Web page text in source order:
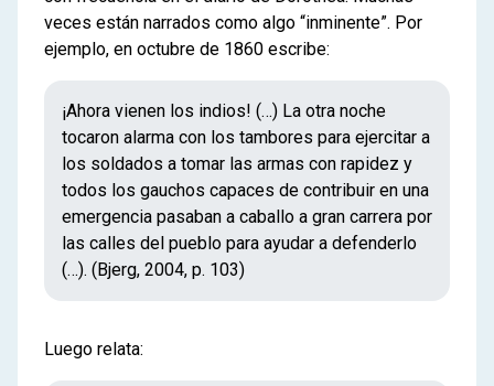
veces están narrados como algo “inminente”. Por
ejemplo, en octubre de 1860 escribe:
¡Ahora vienen los indios! (…) La otra noche
tocaron alarma con los tambores para ejercitar a
los soldados a tomar las armas con rapidez y
todos los gauchos capaces de contribuir en una
emergencia pasaban a caballo a gran carrera por
las calles del pueblo para ayudar a defenderlo
(…). (Bjerg, 2004, p. 103)
Luego relata: